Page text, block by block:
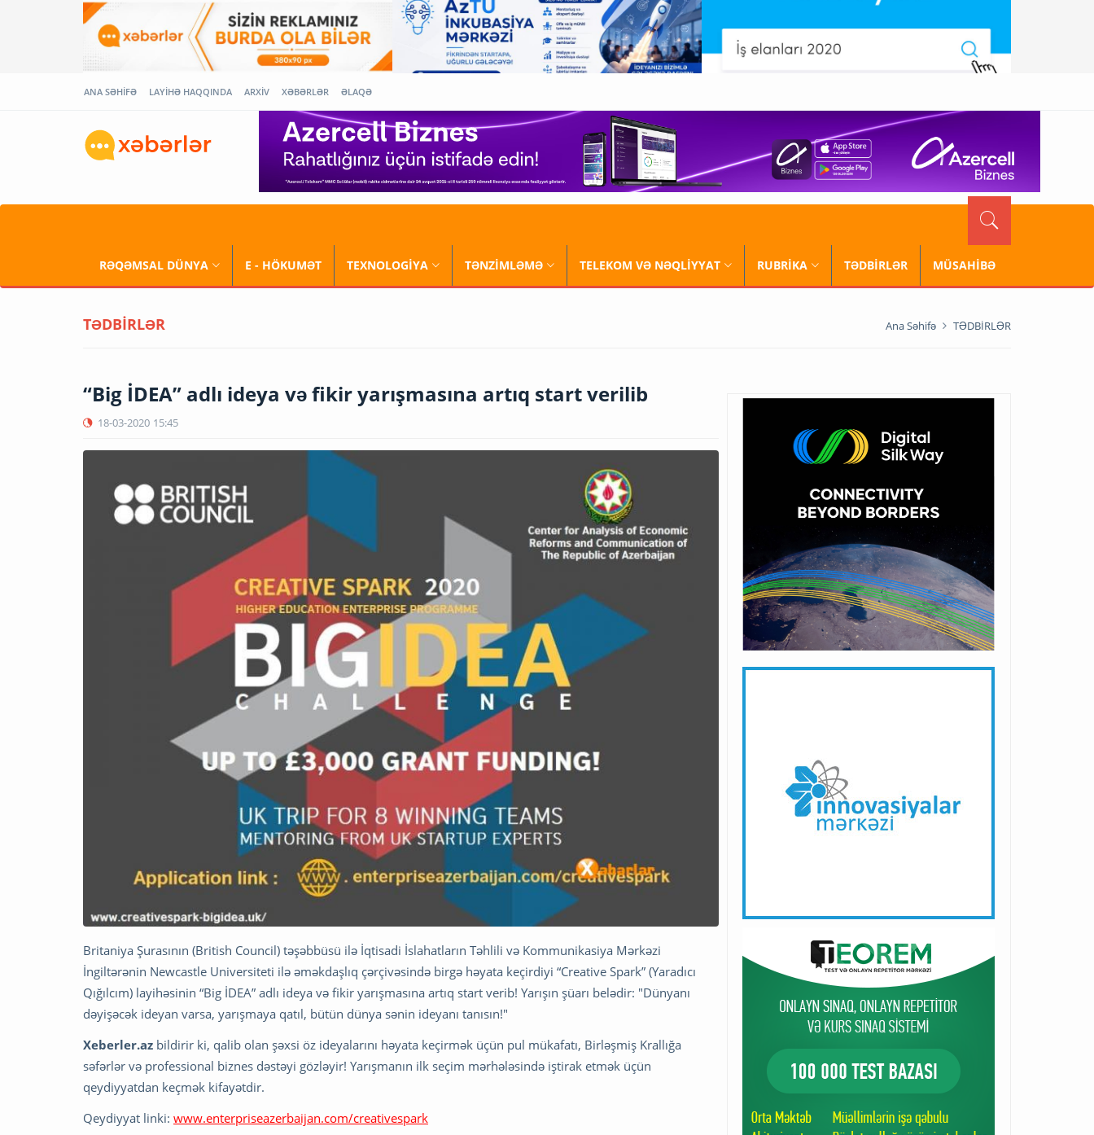
ANA SƏHİFƏ LAYİHƏ HAQQINDA ARXİV XƏBƏRLƏR ƏLAQƏ
RƏQƏMSAL DÜNYA E - HÖKUMƏT TEXNOLOGİYA TƏNZİMLƏMƏ TELEKOM VƏ NƏQLİYYAT RUBRİKA TƏDBİRLƏR MÜSAHİBƏ
TƏDBİRLƏR Ana Səhifə TƏDBİRLƏR
“Big İDEA” adlı ideya və fikir yarışmasına artıq start verilib
18-03-2020 15:45
Britaniya Şurasının (British Council) təşəbbüsü ilə İqtisadi İslahatların Təhlili və Kommunikasiya Mərkəzi
İngiltərənin Newcastle Universiteti ilə əməkdaşlıq çərçivəsində birgə həyata keçirdiyi “Creative Spark” (Yaradıcı
Qığılcım) layihəsinin “Big İDEA” adlı ideya və fikir yarışmasına artıq start verib! Yarışın şüarı belədir: "Dünyanı
dəyişəcək ideyan varsa, yarışmaya qatıl, bütün dünya sənin ideyanı tanısın!"
Xeberler.az bildirir ki, qalib olan şəxsi öz ideyalarını həyata keçirmək üçün pul mükafatı, Birləşmiş Krallığa
səfərlər və professional biznes dəstəyi gözləyir! Yarışmanın ilk seçim mərhələsində iştirak etmək üçün
qeydiyyatdan keçmək kifayətdir.
Qeydiyyat linki: www.enterpriseazerbaijan.com/creativespark